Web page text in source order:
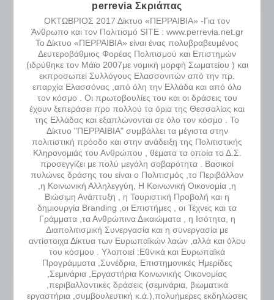
perrevia Σκριάπας
ΟΚΤΩΒΡΙΟΣ 2017 Δίκτυο «ΠΕΡΡΑΙΒΙΑ» -Για τον
Άνθρωπο και τον Πολιτισμό SITE : www.perrevia.net.gr
Το Δίκτυο «ΠΕΡΡΑΙΒΙΑ» είναι ένας πολυβραβευμένος
Δευτεροβάθμιος Φορέας Πολιτισμού και Επιστημών
(ιδρύθηκε τον Μάϊο 2007με νομική μορφή Σωματείου ) και
εκπροσωπεί Συλλόγους Ελασσονιτών από την πρ.
επαρχία Ελασσόνας ,από όλη την Ελλάδα και από όλο
τον κόσμο . Οι πρωτοβουλίες του και οι δράσεις του
έχουν ξεπεράσει προ πολλού τα όρια της Θεσσαλίας και
της Ελλάδας και εξαπλώνονται σε όλο τον κόσμο . Το
Δίκτυο "ΠΕΡΡΑΙΒΙΑ" συμβάλλει τα μέγιστα στην
πολιτιστική πρόοδο και στην ανάδειξη της Πολιτιστικής
Κληρονομιάς του Ανθρώπου , θέματα τα οποία το Δ.Σ.
προσεγγίζει με πολύ μεγάλη σοβαρότητα . Βασικοί
πυλώνες δράσης του είναι ο Πολιτισμός ,το Περιβάλλον
,η Κοινωνική Αλληλεγγύη, Η Κοινωνική Οικονομία ,η
Βιώσιμη Ανάπτυξη , η Τουριστική Προβολή και η
δημιουργία Branding ,οι Επιστήμες , οι Τέχνες και τα
Γράμματα ,τα Ανθρώπινα Δικαιώματα , η Ισότητα, η
Διαπολιτισμική Συνεργασία και η συνεργασία με
αντίστοιχα Δίκτυα των Ευρωπαϊκών λαών ,αλλά και όλου
του κόσμου . Υλοποιεί :Εθνικά και Ευρωπαϊκά
Προγράμματα ,Συνέδρια, Επιστημονικές Ημερίδες
,Σεμινάρια ,Εργαστήρια Κοινωνικής Οικονομίας
,περιβαλλοντικές δράσεις (σεμινάρια, βιωματικά
εργαστήρια ,συμβουλευτική κ.ά.),πολυήμερες εκδηλώσεις